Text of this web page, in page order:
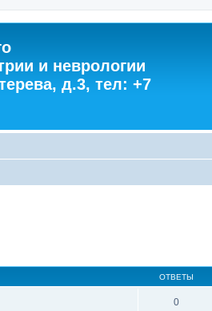
и неврологии
д.3, тел: +7
ОТВЕТЫ
0